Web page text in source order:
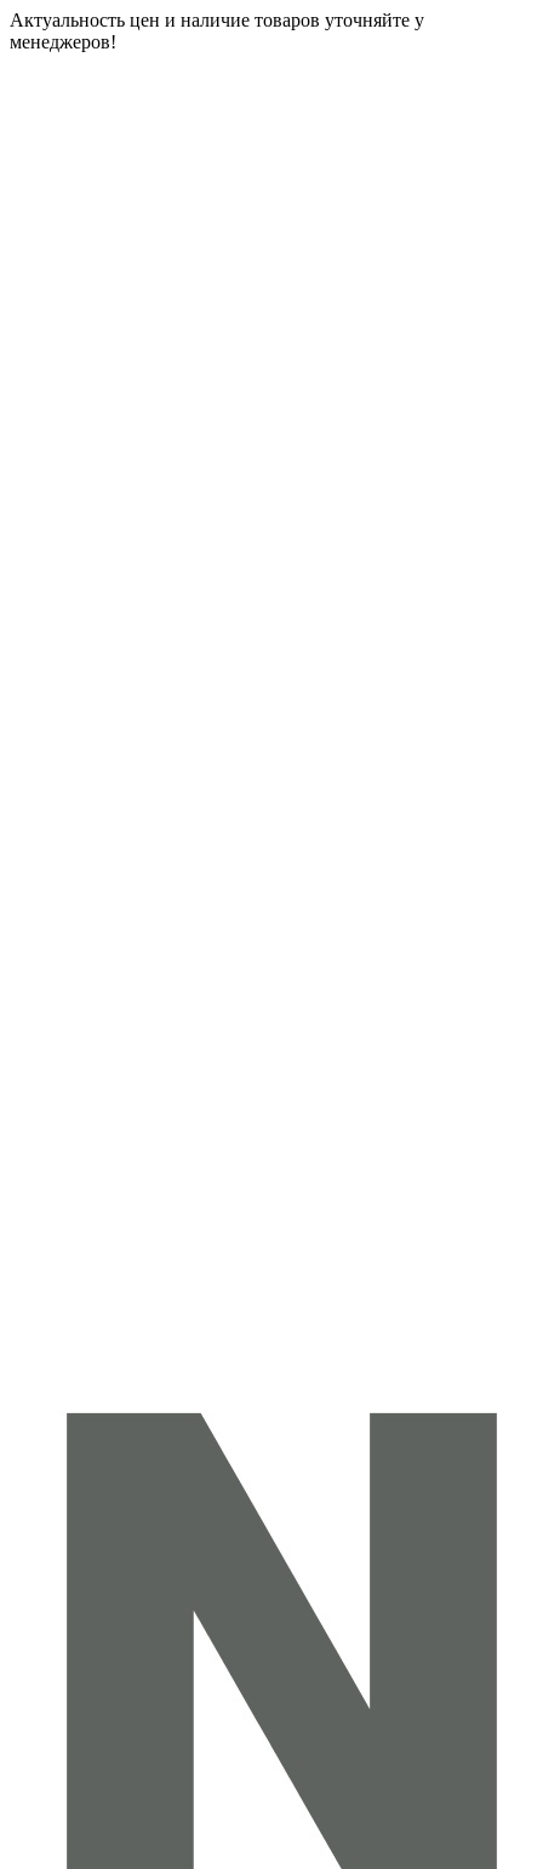
Актуальность цен и наличие товаров уточняйте у
менеджеров!